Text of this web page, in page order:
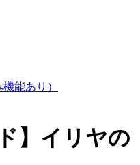
能あり）
】イリヤの